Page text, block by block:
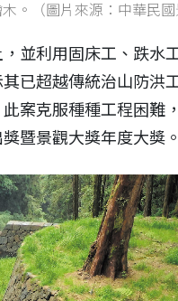
。（圖片來源：中華民國
並利用固床工、跌水
已超越傳統治山防洪
案克服種種工程困難
暨景觀大獎年度大獎。